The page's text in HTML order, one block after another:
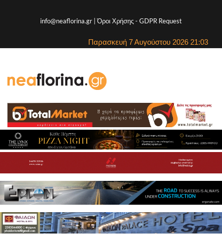
info@neaflorina.gr |Όροι Χρήσης- GDPR Request
Παρασκευή 7 Αυγούστου 2026 21:03